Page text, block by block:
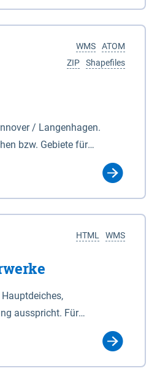
(Elbe) im Westen
Teile der Landkreise
ATOM
WMS
Shapefiles
ZIP
/ Langenhagen.
bzw. Gebiete für
WMS
HTML
ausspricht. Für
Widmung "2.Deichlinie" ist
Abs.3 NDG). Ein Bauwerk